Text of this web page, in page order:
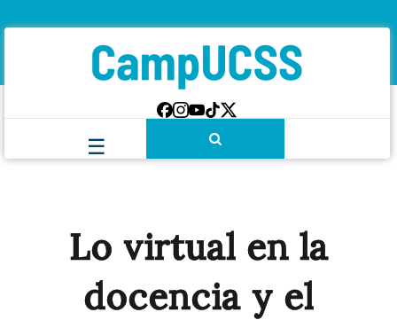
Lo virtual en la
docencia y el